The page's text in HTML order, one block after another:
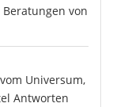
von
Universum,
Antworten